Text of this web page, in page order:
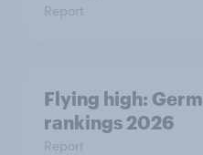
Report
Flying high:
rankings 2026
Report